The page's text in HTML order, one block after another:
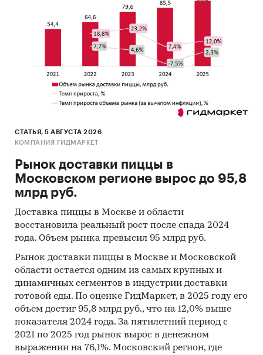
СТАТЬЯ, 5 АВГУСТА 2026
КОМПАНИЯ ГИДМАРКЕТ
Рынок доставки пиццы в
Московском регионе вырос до 95,8
млрд руб.
Доставка пиццы в Москве и области
восстановила реальный рост после спада 2024
года. Объем рынка превысил 95 млрд руб.
Рынок доставки пиццы в Москве и Московской
области остается одним из самых крупных и
динамичных сегментов в индустрии доставки
готовой еды. По оценке ГидМаркет, в 2025 году его
объем достиг 95,8 млрд руб., что на 12,0% выше
показателя 2024 года. За пятилетний период с
2021 по 2025 год рынок вырос в денежном
выражении на 76,1%. Московский регион, где